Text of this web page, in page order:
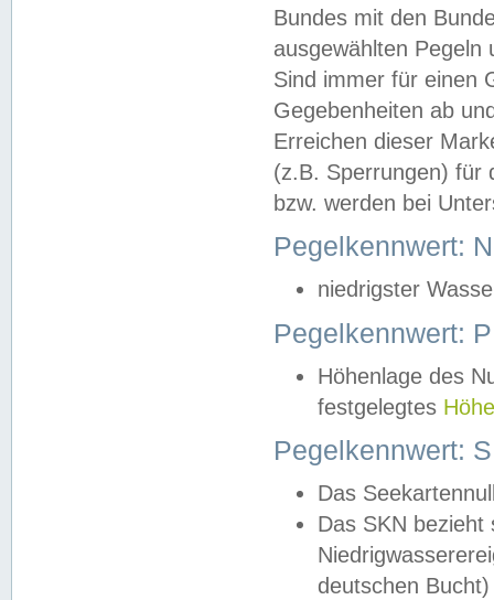
Bundes mit den
ausgewählten
Sind immer für einen
Gegebenheiten ab
Erreichen dieser
(z.B. Sperrungen) für
bzw. werden bei
Pegelkennwert:
niedrigster
Pegelkennwert:
Höhenlage des
festgelegtes
Pegelkennwert:
Das
Das SKN
deutschen